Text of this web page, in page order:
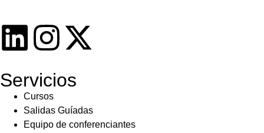
Servicios
Cursos
Salidas Guíadas
Equipo de conferenciantes